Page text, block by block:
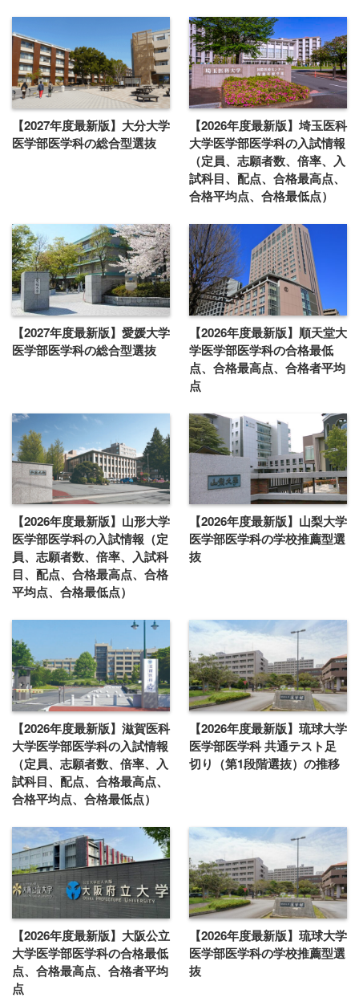
【2027年度最新版】大分大学
医学部医学科の総合型選抜
【2026年度最新版】埼玉医科
大学医学部医学科の入試情報
（定員、志願者数、倍率、入
試科目、配点、合格最高点、
合格平均点、合格最低点）
【2027年度最新版】愛媛大学
医学部医学科の総合型選抜
【2026年度最新版】順天堂大
学医学部医学科の合格最低
点、合格最高点、合格者平均
点
【2026年度最新版】山形大学
医学部医学科の入試情報（定
員、志願者数、倍率、入試科
目、配点、合格最高点、合格
平均点、合格最低点）
【2026年度最新版】山梨大学
医学部医学科の学校推薦型選
抜
【2026年度最新版】滋賀医科
大学医学部医学科の入試情報
（定員、志願者数、倍率、入
試科目、配点、合格最高点、
合格平均点、合格最低点）
【2026年度最新版】琉球大学
医学部医学科 共通テスト足
切り（第1段階選抜）の推移
【2026年度最新版】大阪公立
大学医学部医学科の合格最低
点、合格最高点、合格者平均
点
【2026年度最新版】琉球大学
医学部医学科の学校推薦型選
抜